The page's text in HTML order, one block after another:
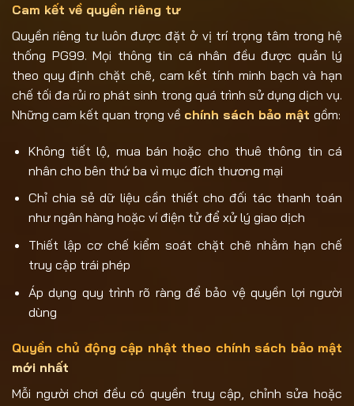
Cam kết về quyền riêng tư
Quyền riêng tư luôn được đặt ở vị trí trọng tâm trong hệ
thống PG99. Mọi thông tin cá nhân đều được quản lý
theo quy định chặt chẽ, cam kết tính minh bạch và hạn
chế tối đa rủi ro phát sinh trong quá trình sử dụng dịch vụ.
Những cam kết quan trọng về chính sách bảo mật gồm:
Không tiết lộ, mua bán hoặc cho thuê thông tin cá
nhân cho bên thứ ba vì mục đích thương mại
Chỉ chia sẻ dữ liệu cần thiết cho đối tác thanh toán
như ngân hàng hoặc ví điện tử để xử lý giao dịch
Thiết lập cơ chế kiểm soát chặt chẽ nhằm hạn chế
truy cập trái phép
Áp dụng quy trình rõ ràng để bảo vệ quyền lợi người
dùng
Quyền chủ động cập nhật theo chính sách bảo mật
mới nhất
Mỗi người chơi đều có quyền truy cập, chỉnh sửa hoặc